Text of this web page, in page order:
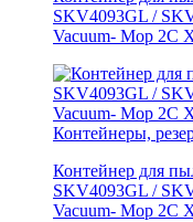
SKV4093GL /
Vacuum- Mop 2C
Контейнеры,
Контейнер для
SKV4093GL /
Vacuum- Mop 2C